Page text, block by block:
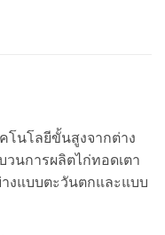
นโลยีขั้นสูงจากต่าง
นการผลิตไก่ทอดเตา
งแบบตะวันตกและแบบ